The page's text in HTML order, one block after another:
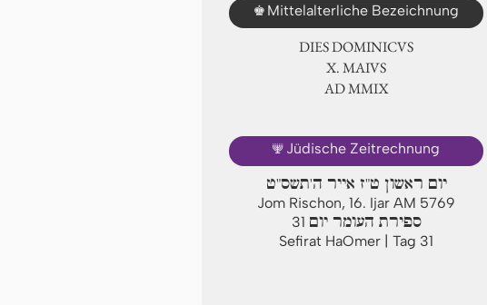
♚ Mittelalterliche Bezeichnung
DIES DOMINICUS
Ⅹ. MAIVS
AD ⅯⅯⅨ
🕎 Jüdische Zeitrechnung
יום ראשון ט"ז אייר ה'תשס"ט
Jom Rischon, 16. Ijar AM 5769
31 ספירת העומר יום
Sefirat HaOmer | Tag 31